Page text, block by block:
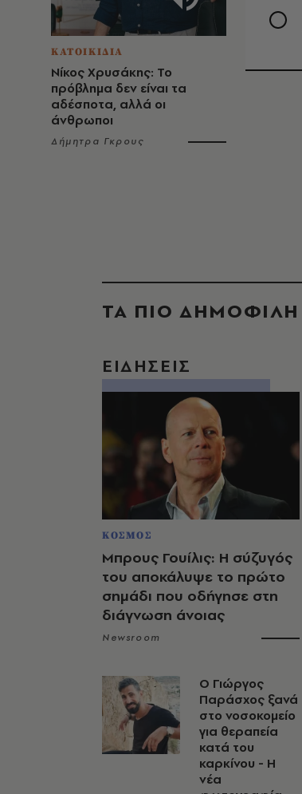
ΚΑΤΟΙΚΙΔΙΑ
Νίκος Χρυσάκης: Το
πρόβλημα δεν είναι τα
αδέσποτα, αλλά οι
άνθρωποι
Δήμητρα Γκρους
ΤΑ ΠΙΟ ΔΗΜΟΦΙΛΗ
ΕΙΔΗΣΕΙΣ
ΚΟΣΜΟΣ
Μπρους Γουίλις: Η σύζυγός
του αποκάλυψε το πρώτο
σημάδι που οδήγησε στη
διάγνωση άνοιας
Newsroom
O Γιώργος
Παράσχος ξανά
στο νοσοκομείο
για θεραπεία
κατά του
καρκίνου - Η
νέα